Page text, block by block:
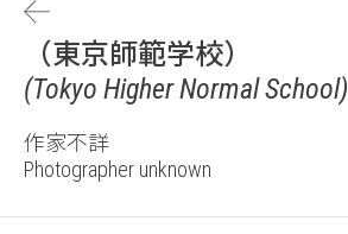
（東京師範学校）
(Tokyo Higher Normal School)
作家不詳
Photographer unknown